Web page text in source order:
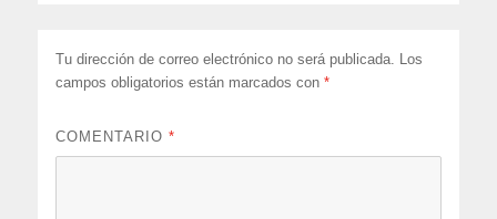
Tu dirección de correo electrónico no será publicada. Los
campos obligatorios están marcados con*
COMENTARIO*